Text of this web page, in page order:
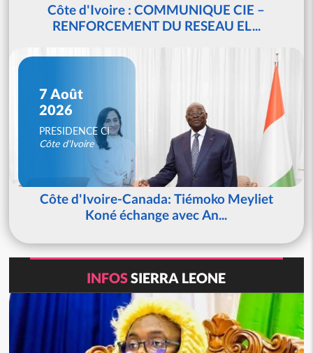
Côte d'Ivoire : COMMUNIQUE CIE –
RENFORCEMENT DU RESEAU EL...
7 Août
2026
PRESIDENCE CI
Côte d'Ivoire
Côte d'Ivoire-Canada: Tiémoko Meyliet
Koné échange avec An...
INFOSSIERRA LEONE